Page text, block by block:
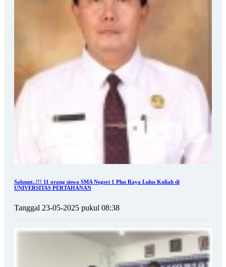
Saluuut..!!! 11 orang siswa SMA Negeri 1 Plus Raya Lulus Kuliah di
UNIVERSITAS PERTAHANAN
Tanggal 23-05-2025 pukul 08:38